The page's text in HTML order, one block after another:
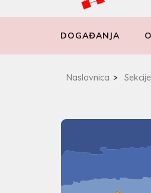
DOGAĐANJA
Naslovnica > Sekcije